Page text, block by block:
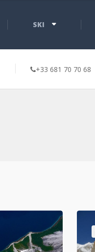
SKI
+33 681 70 70 68